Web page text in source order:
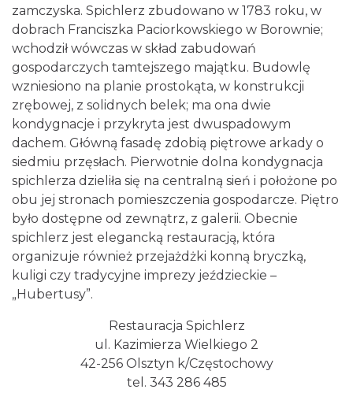
zamczyska. Spichlerz zbudowano w 1783 roku, w
dobrach Franciszka Paciorkowskiego w Borownie;
wchodził wówczas w skład zabudowań
gospodarczych tamtejszego majątku. Budowlę
wzniesiono na planie prostokąta, w konstrukcji
zrębowej, z solidnych belek; ma ona dwie
kondygnacje i przykryta jest dwuspadowym
dachem. Główną fasadę zdobią piętrowe arkady o
siedmiu przęsłach. Pierwotnie dolna kondygnacja
spichlerza dzieliła się na centralną sień i położone po
obu jej stronach pomieszczenia gospodarcze. Piętro
było dostępne od zewnątrz, z galerii. Obecnie
spichlerz jest elegancką restauracją, która
organizuje również przejażdżki konną bryczką,
kuligi czy tradycyjne imprezy jeździeckie –
„Hubertusy”.
Restauracja Spichlerz
ul. Kazimierza Wielkiego 2
42-256 Olsztyn k/Częstochowy
tel. 343 286 485